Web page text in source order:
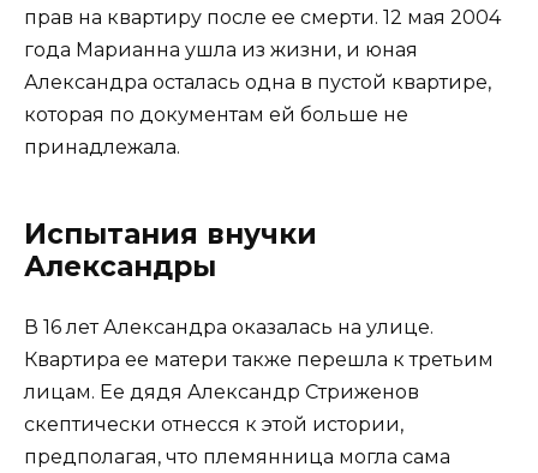
прав на квартиру после ее смерти. 12 мая 2004
года Марианна ушла из жизни, и юная
Александра осталась одна в пустой квартире,
которая по документам ей больше не
принадлежала.
Испытания внучки
Александры
В 16 лет Александра оказалась на улице.
Квартира ее матери также перешла к третьим
лицам. Ее дядя Александр Стриженов
скептически отнесся к этой истории,
предполагая, что племянница могла сама